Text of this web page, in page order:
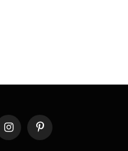
InstagramPinterest